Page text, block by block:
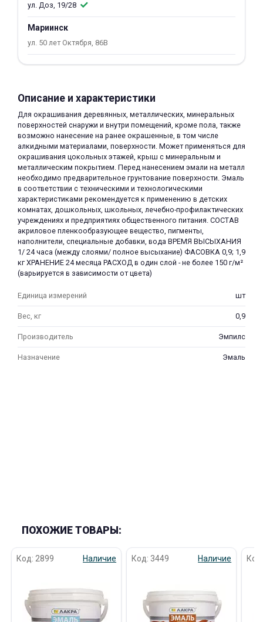
ул. Доз, 19/28
Мариинск
ул. 50 лет Октября, 86В
Описание и характеристики
Для окрашивания деревянных, металлических, минеральных
поверхностей снаружи и внутри помещений, кроме пола, также
возможно нанесение на ранее окрашенные, в том числе
алкидными материалами, поверхности. Может применяться для
окрашивания цокольных этажей, крыш с минеральным и
металлическим покрытием. Перед нанесением эмали на металл
необходимо предварительное грунтование поверхности. Эмаль
в соответствии с техническими и технологическими
характеристиками рекомендуется к применению в детских
комнатах, дошкольных, школьных, лечебно-профилактических
учреждениях и предприятиях общественного питания. СОСТАВ
aкриловое пленкообразующее вещество, пигменты,
наполнители, специальные добавки, вода ВРЕМЯ ВЫСЫХАНИЯ
1/ 24 часа (между слоями/ полное высыхание) ФАСОВКА 0,9; 1,9
кг ХРАНЕНИЕ 24 месяца РАСХОД в один слой - не более 150 г/м²
(варьируется в зависимости от цвета)
Единица измерений шт
Вес, кг 0,9
Производитель Эмпилс
Назначение Эмаль
ПОХОЖИЕ ТОВАРЫ:
Код: 2899 Наличие Код: 3449 Наличие
раз в 2 недели